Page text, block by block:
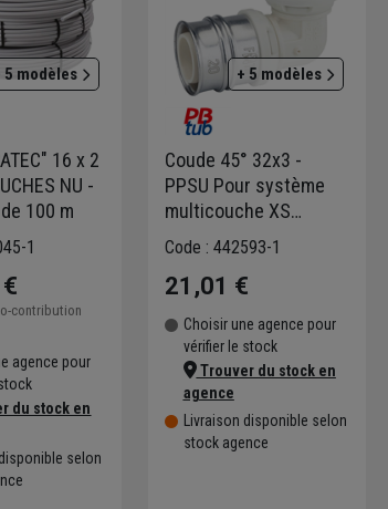
5 modèles
16 x 2
NU -
100 m
1
contribution
agence pour
du stock en
selon
+ 5 modèles
Coude 45° 32x3 -
PPSU Pour système
multicouche XS
*82832201*
Code : 442593-1
21,01 €
Choisir une agence pour
vérifier le stock
Trouver du stock en
agence
Livraison disponible selon
stock agence